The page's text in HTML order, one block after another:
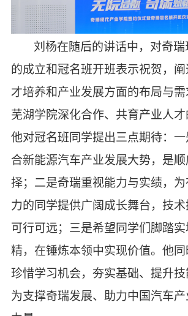
刘杨在随后的讲话中，对奇
的成立和冠名班开班表示祝贺，
才培养和产业发展方面的布局与
芜湖学院深化合作、共育产业人才
他对冠名班同学提出三点期待：
合新能源汽车产业发展大势，是
择；二是奇瑞重视能力与实绩，
力的同学提供广阔成长舞台，技
可行可远；三是希望同学们脚踏
精，在锤炼本领中实现价值。他同
珍惜学习机会，夯实基础、提升
为支撑奇瑞发展、助力中国汽车